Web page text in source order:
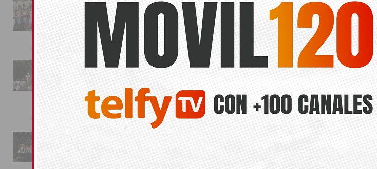
También puede interesar
No related posts.
TORREVIEJA CURSO TALLER GRATUITO
PUNTILLISMO
ANTERIOR
El PSOE Orihuela acusa a Sigüenza
de gobernar ‘a golpe de parche’
tras tres años de abandono de las
instalaciones deportivas
municipales
La
La magia de la Entrada Mora
conquista las calles de
Almoradí
01/08/2026
La fiesta se adueña de
Almoradí con la presentación
de los cargos festeros y la
toma del castillo
31/07/2026
Pilar de la Horadada
conmemora con emoción el
40º aniversario de su
independencia como municipio